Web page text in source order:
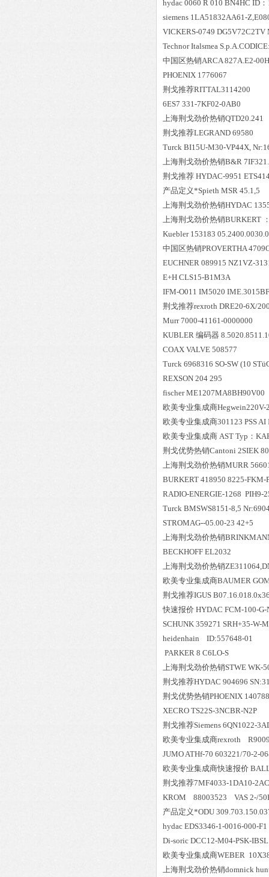
hydac 0060 R 010 BN4HC ID
siemens 1LA51832AA61-
VICKERS-0749 DG5V72C2TV
Technor Italsmea
中国区热销ARCA 827A.E2-
PHOENIX 1776067
荆戈推荐RITTAL3114200
6ES7 331-7KF02-0AB0
上海荆戈劲价热销QTD20.241
荆戈推荐LEGRAND
Turck BI15U-M30-VP44X,
上海荆戈劲价热销B&R
荆戈推荐 HYDAC-9951
产品定义*Spieth MSR 45.1,5
上海荆戈劲价热销HYDAC
上海荆戈劲价热销BURKERT
Kuebler 153183
中国区热销PROVERTHA
EUCHNER 089915 NZ1VZ-
E+H CLS15-B1M3A
IFM-O011 IM5020
荆戈推荐rexroth DRE20-6X/
Murr 7000-41161-0000000
KUBLER 编码器
COAX VALVE 508577
Turck 6968316 SO-SW (10
REXSON 204 295
fischer ME1207MA8BH90V00
欧美专业集成商Hegwein220V-
欧美专业集成商301123 PSS AI
欧美专业集成商 AST Typ：
荆戈优势热销Cantoni 2SIEK
上海荆戈劲价热销MURR
BURKERT 418950 8225-FKM-
RADIO-ENERGIE-1268 PIH9-
Turck BMSWS8151-8,5
STROMAG--05.00-23 42+5
上海荆戈劲价热销
BECKHOFF EL2032
上海荆戈劲价热销
欧美专业集成商BAUMER
荆戈推荐IGUS
快速报价 HYDAC FCM-100-G-
SCHUNK 359271 SRH+35-W-
heidenhain ID:557648-01
PARKER 8 C6LO-S
上海荆戈劲价热销STWE WK-
荆戈推荐HYDAC 904696
荆戈优势热销PHOENIX
XECRO TS22S-3NCBR-N2P
荆戈推荐Siemens 6QN1022-
欧美专业集成商
JUMO ATHf-70 603221/70-2-
欧美专业集成商快速报价
荆戈推荐7MF4033-1DA10-
KROM 88003523 VAS 2-/
产品定义*ODU
hydac EDS3346-1-0016-000-F1
Di-soric DCC12-M04-PSK-IBSL
欧美专业集成商WEBER
上海荆戈劲价热销domnick